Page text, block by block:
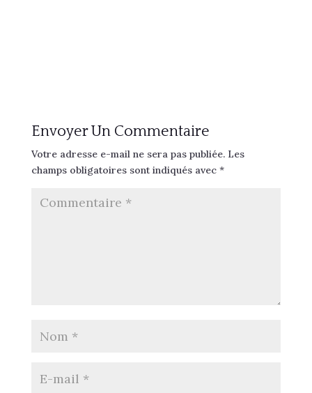
Envoyer Un Commentaire
Votre adresse e-mail ne sera pas publiée. Les
champs obligatoires sont indiqués avec *